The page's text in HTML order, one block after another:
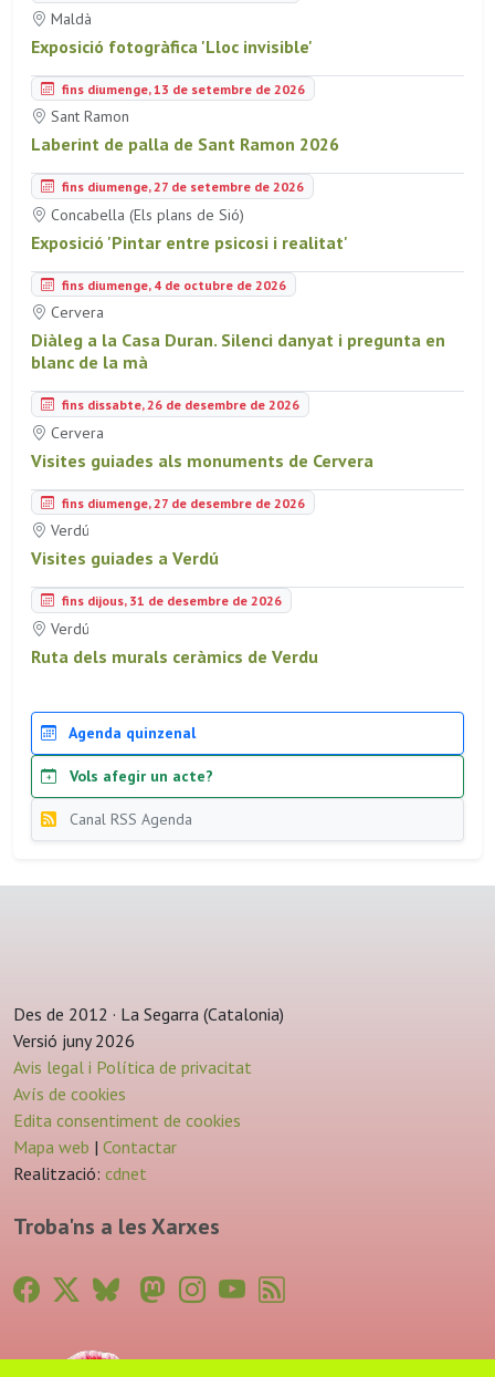
Maldà
Exposició fotogràfica 'Lloc invisible'
fins diumenge, 13 de setembre de 2026
Sant Ramon
Laberint de palla de Sant Ramon 2026
fins diumenge, 27 de setembre de 2026
Concabella (Els plans de Sió)
Exposició 'Pintar entre psicosi i realitat'
fins diumenge, 4 de octubre de 2026
Cervera
Diàleg a la Casa Duran. Silenci danyat i pregunta en
blanc de la mà
fins dissabte, 26 de desembre de 2026
Cervera
Visites guiades als monuments de Cervera
fins diumenge, 27 de desembre de 2026
Verdú
Visites guiades a Verdú
fins dijous, 31 de desembre de 2026
Verdú
Ruta dels murals ceràmics de Verdu
Agenda quinzenal
Vols afegir un acte?
Canal RSS Agenda
Des de 2012 · La Segarra (Catalonia)
Versió juny 2026
Avis legal i Política de privacitat
Avís de cookies
Edita consentiment de cookies
Mapa web | Contactar
Realització: cdnet
Troba'ns a les Xarxes